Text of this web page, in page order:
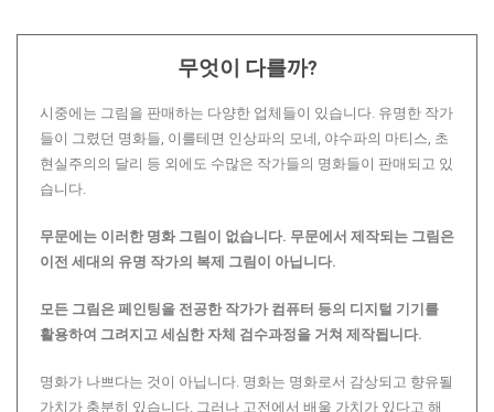
무엇이 다를까?
시중에는 그림을 판매하는 다양한 업체들이 있습니다. 유명한 작가
들이 그렸던 명화들, 이를테면 인상파의 모네, 야수파의 마티스, 초
현실주의의 달리 등 외에도 수많은 작가들의 명화들이 판매되고 있
습니다.
무문에는 이러한 명화 그림이 없습니다. 무문에서 제작되는 그림은
이전 세대의 유명 작가의 복제 그림이 아닙니다.
모든 그림은 페인팅을 전공한 작가가 컴퓨터 등의 디지털 기기를
활용하여 그려지고 세심한 자체 검수과정을 거쳐 제작됩니다.
명화가 나쁘다는 것이 아닙니다. 명화는 명화로서 감상되고 향유될
가치가 충분히 있습니다. 그러나 고전에서 배울 가치가 있다고 해